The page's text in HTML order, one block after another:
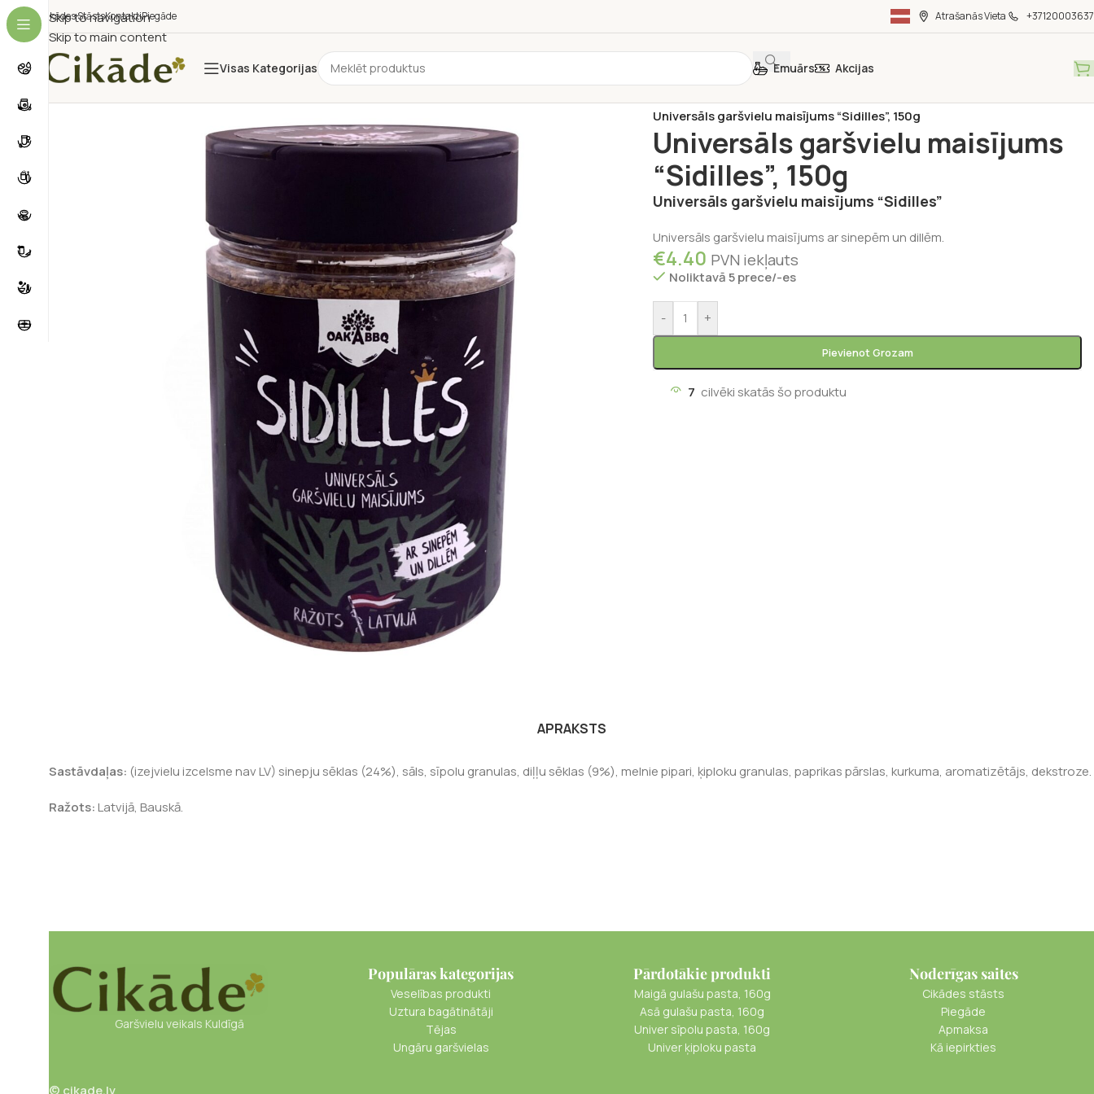
Skip to navigation
Skip to main content
Cikādes StāstsKontaktiPiegāde Atrašanās Vieta +37120003637
Visas Kategorijas Emuārs Akcijas
Universāls garšvielu maisījums “Sidilles”, 150g
Universāls garšvielu maisījums
“Sidilles”, 150g
Universāls garšvielu maisījums “Sidilles”
Universāls garšvielu maisījums ar sinepēm un dillēm.
€4.40 PVN iekļauts
Noliktavā 5 prece/-es
- +
Pievienot Grozam
7 cilvēki skatās šo produktu
APRAKSTS
Sastāvdaļas: (izejvielu izcelsme nav LV) sinepju sēklas (24%), sāls, sīpolu granulas, diļļu sēklas (9%), melnie pipari, ķiploku granulas, paprikas pārslas, kurkuma, aromatizētājs, dekstroze.
Ražots:Latvijā, Bauskā.
Garšvielu veikals Kuldīgā
Populāras kategorijas
Veselības produkti
Uztura bagātinātāji
Tējas
Ungāru garšvielas
Pārdotākie produkti
Maigā gulašu pasta, 160g
Asā gulašu pasta, 160g
Univer sīpolu pasta, 160g
Univer ķiploku pasta
Noderīgas saites
Cikādes stāsts
Piegāde
Apmaksa
Kā iepirkties